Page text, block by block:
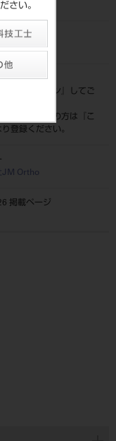
さい。
コード
ログイン
』してご
。
員登録がまだの方は『
こ
り登録ください。
JM Ortho
掲載ページ